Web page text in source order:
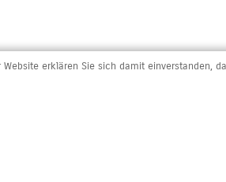
erklären Sie sich damit einverstanden,